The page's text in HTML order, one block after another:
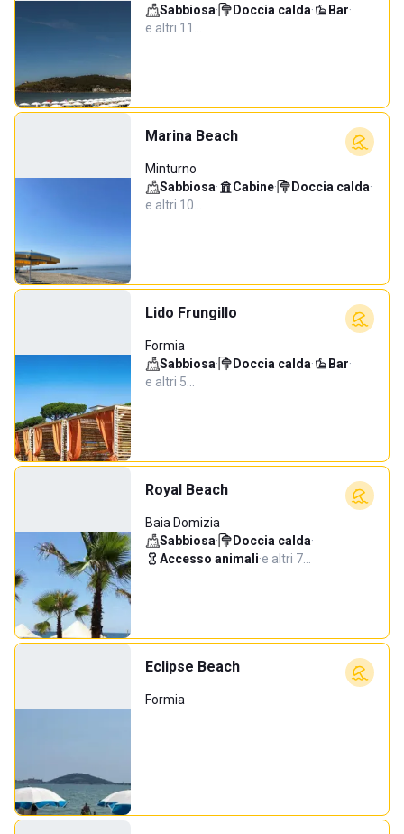
Sabbiosa· Doccia calda· Bar·
e altri 11…
Marina Beach
Minturno
Sabbiosa· Cabine· Doccia calda·
e altri 10…
Lido Frungillo
Formia
Sabbiosa· Doccia calda· Bar·
e altri 5…
Royal Beach
Baia Domizia
Sabbiosa· Doccia calda·
Accesso animali·e altri 7…
Eclipse Beach
Formia